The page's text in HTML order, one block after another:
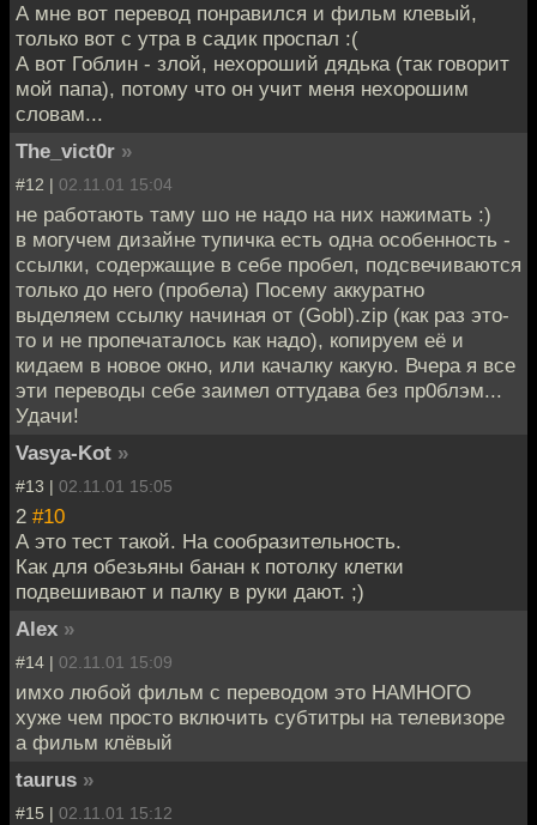
А мне вот перевод понравился и фильм клевый,
только вот с утра в садик проспал :(
А вот Гоблин - злой, нехороший дядька (так говорит
мой папа), потому что он учит меня нехорошим
словам...
The_vict0r »
#12 | 02.11.01 15:04
не работають таму шо не надо на них нажимать :)
в могучем дизайне тупичка есть одна особенность -
ссылки, содержащие в себе пробел, подсвечиваются
только до него (пробела) Посему аккуратно
выделяем ссылку начиная от (Gobl).zip (как раз это-
то и не пропечаталось как надо), копируем её и
кидаем в новое окно, или качалку какую. Вчера я все
эти переводы себе заимел оттудава без пр0блэм...
Удачи!
Vasya-Kot »
#13 | 02.11.01 15:05
2 #10
А это тест такой. На сообразительность.
Как для обезьяны банан к потолку клетки
подвешивают и палку в руки дают. ;)
Alex »
#14 | 02.11.01 15:09
имхо любой фильм с переводом это НАМНОГО
хуже чем просто включить субтитры на телевизоре
а фильм клёвый
taurus »
#15 | 02.11.01 15:12